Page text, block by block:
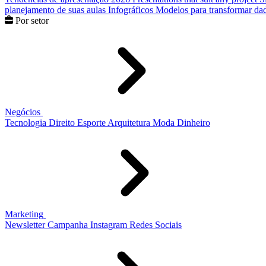
planejamento de suas aulas Infográficos Modelos para transformar
Por setor
Negócios
Tecnologia Direito Esporte Arquitetura Moda Dinheiro
Marketing
Newsletter Campanha Instagram Redes Sociais